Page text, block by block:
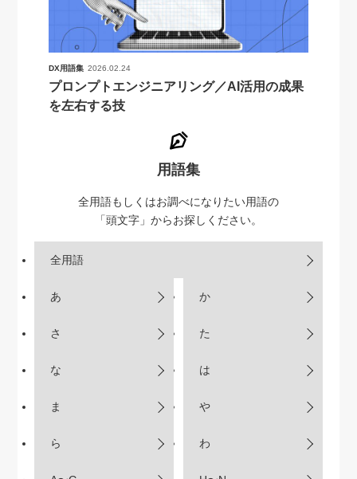
DX用語集 2026.02.24
プロンプトエンジニアリング／AI活用の成果
を左右する技
用語集
全用語もしくはお調べになりたい用語の
「頭文字」からお探しください。
全用語
あ か
さ た
な は
ま や
ら わ